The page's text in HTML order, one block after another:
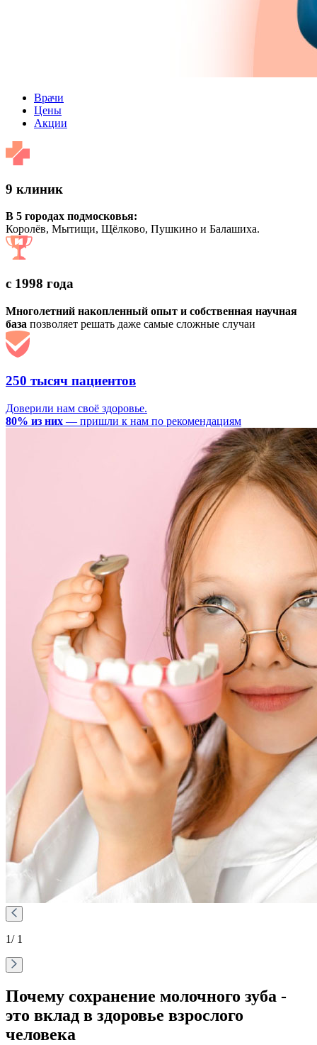
Врачи
Цены
Акции
9 клиник
В 5 городах подмосковья:
Королёв, Мытищи, Щёлково, Пушкино и Балашиха.
с 1998 года
Многолетний накопленный опыт и собственная научная
база позволяет решать даже самые сложные случаи
250 тысяч пациентов
Доверили нам своё здоровье.
80% из них — пришли к нам по рекомендациям
1/ 1
Почему сохранение молочного зуба -
это вклад в здоровье взрослого
человека